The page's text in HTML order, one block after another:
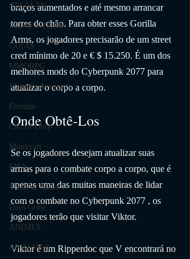
STEALTH
FILMES Thriller
GUIAS
MMORPG
Marvel's Avengers
Fortnite
Call of Duty
Minecraft
FIFA
Trials of Mana
Days Gone
ANIMES
ANÁLISES
braços aumentados e até mesmo arrancar
torres do chão. Para obter esses Gorilla
Arms, os jogadores precisarão de um street
cred mínimo de 20 e € $ 15.250. É um dos
melhores mods do Cyberpunk 2077 para
atualizar o corpo a corpo.
Onde Obtê-Los
Se os jogadores desejam atualizar suas
armas para o combate corpo a corpo, que é
apenas uma das muitas maneiras de lidar
com o combate no Cyberpunk 2077 , os
jogadores terão que visitar Viktor.
Viktor é um Ripperdoc que V encontrará no